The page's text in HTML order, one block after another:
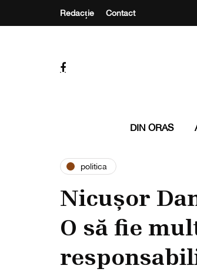
Redacție Contact
DIN ORAS
politica
Nicușor
O să fie